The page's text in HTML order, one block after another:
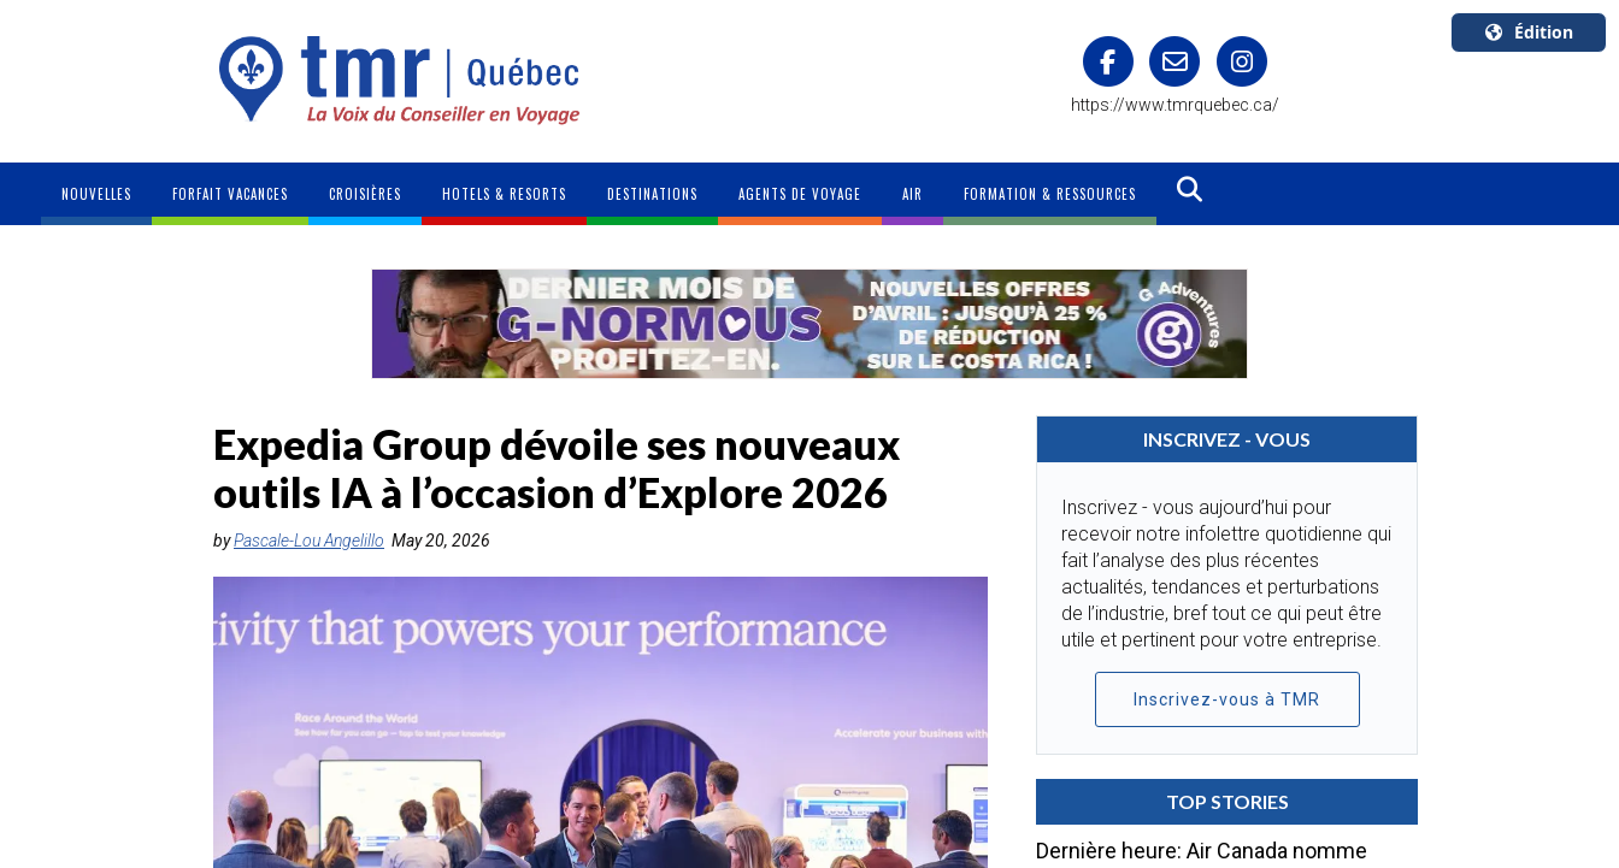
https://www.tmrquebec.ca/
Édition
Canada
NOUVELLES FORFAIT VACANCES CROISIÈRES HOTELS & RESORTS DESTINATIONS AGENTS DE VOYAGE AIR FORMATION & RESSOURCES
Expedia Group dévoile ses nouveaux
outils IA à l’occasion d’Explore 2026
byPascale-Lou Angelillo May 20, 2026
INSCRIVEZ - VOUS
Inscrivez - vous aujourd’hui pour
recevoir notre infolettre quotidienne qui
fait l’analyse des plus récentes
actualités, tendances et perturbations
de l’industrie, bref tout ce qui peut être
utile et pertinent pour votre entreprise.
Inscrivez-vous à TMR
TOP STORIES
Dernière heure: Air Canada nomme